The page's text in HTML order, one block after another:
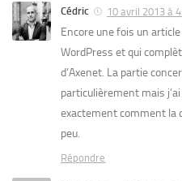
Cédric 10 avril 2013 à
Encore une fois un
WordPress et qui
d’Axenet. La partie
particulièrement mais
exactement comment la
peu.
Répondre